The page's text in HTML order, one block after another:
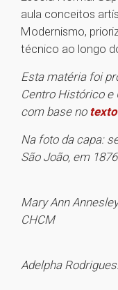
aula conceitos
Modernismo,
técnico ao longo
Esta matéria foi
Centro Histórico e
com base no
Na foto da capa:
São João, em
Mary Ann
CHCM
Adelpha